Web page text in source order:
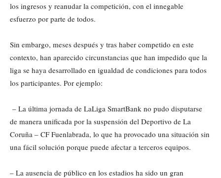
los ingresos y reanudar la competición, con el innegable
esfuerzo por parte de todos.
Sin embargo, meses después y tras haber competido en este
contexto, han aparecido circunstancias que han impedido que la
liga se haya desarrollado en igualdad de condiciones para todos
los participantes. Por ejemplo:
– La última jornada de LaLiga SmartBank no pudo disputarse
de manera unificada por la suspensión del Deportivo de La
Coruña – CF Fuenlabrada, lo que ha provocado una situación sin
una fácil solución porque puede afectar a terceros equipos.
– La ausencia de público en los estadios ha sido un gran